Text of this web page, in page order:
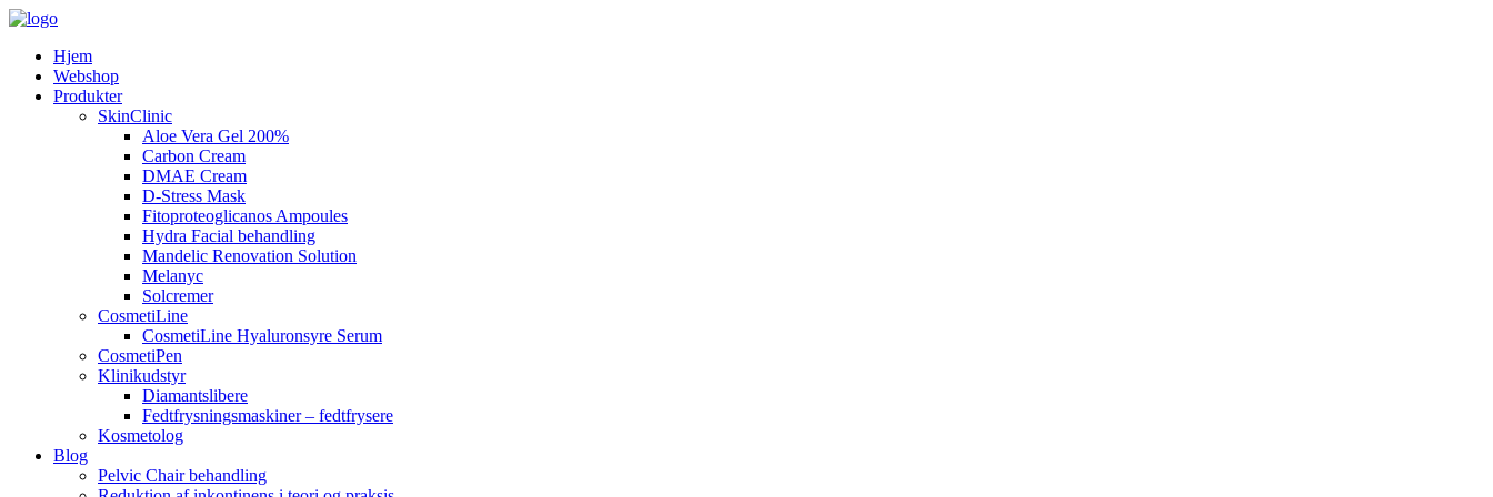
Hjem
Webshop
Produkter
SkinClinic
Aloe Vera Gel 200%
Carbon Cream
DMAE Cream
D-Stress Mask
Fitoproteoglicanos Ampoules
Hydra Facial behandling
Mandelic Renovation Solution
Melanyc
Solcremer
CosmetiLine
CosmetiLine Hyaluronsyre Serum
CosmetiPen
Klinikudstyr
Diamantslibere
Fedtfrysningsmaskiner – fedtfrysere
Kosmetolog
Blog
Pelvic Chair behandling